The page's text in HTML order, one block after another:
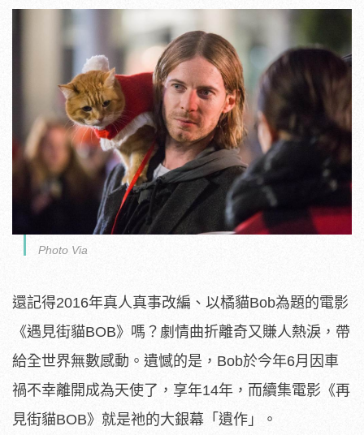
Photo Via
還記得2016年真人真事改編、以橘貓Bob為題的電影
《遇見街貓BOB》嗎？劇情曲折離奇又賺人熱淚，帶
給全世界無數感動。遺憾的是，Bob於今年6月因車
禍不幸離開成為天使了，享年14年，而續集電影《再
見街貓BOB》就是祂的大銀幕「遺作」。